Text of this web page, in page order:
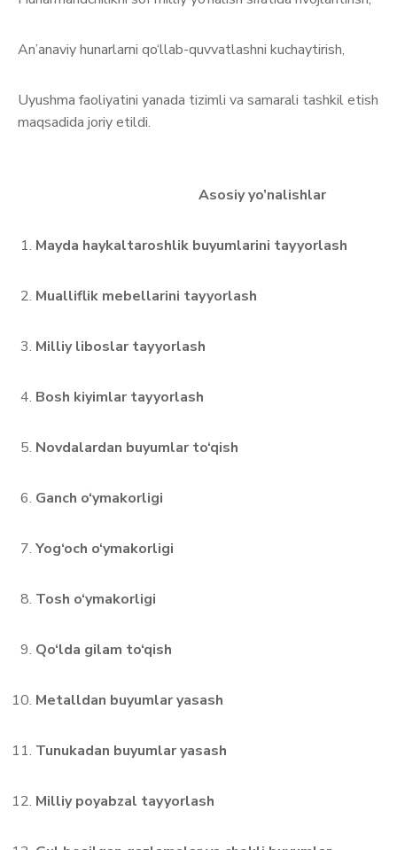
An’anaviy hunarlarni qo‘llab-quvvatlashni kuchaytirish,
Uyushma faoliyatini yanada tizimli va samarali tashkil etish
maqsadida joriy etildi.
Asosiy yo’nalishlar
Mayda haykaltaroshlik buyumlarini tayyorlash
Mualliflik mebellarini tayyorlash
Milliy liboslar tayyorlash
Bosh kiyimlar tayyorlash
Novdalardan buyumlar to‘qish
Ganch o‘ymakorligi
Yog‘och o‘ymakorligi
Tosh o‘ymakorligi
Qo‘lda gilam to‘qish
Metalldan buyumlar yasash
Tunukadan buyumlar yasash
Milliy poyabzal tayyorlash